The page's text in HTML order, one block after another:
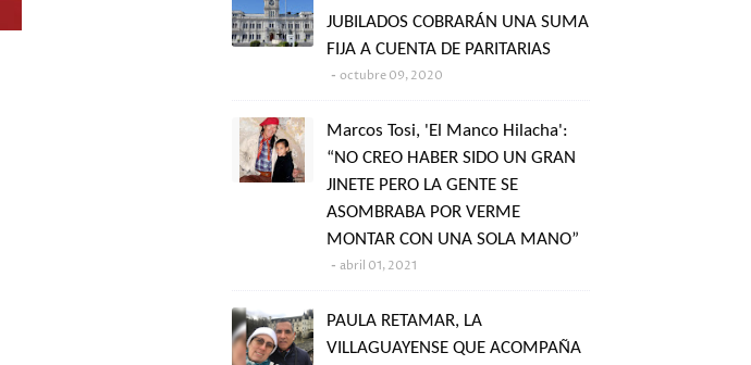
JUBILADOS COBRARÁN UNA SUMA
FIJA A CUENTA DE PARITARIAS
octubre 09, 2020
Marcos Tosi, 'El Manco Hilacha':
“NO CREO HABER SIDO UN GRAN
JINETE PERO LA GENTE SE
ASOMBRABA POR VERME
MONTAR CON UNA SOLA MANO”
abril 01, 2021
PAULA RETAMAR, LA
VILLAGUAYENSE QUE ACOMPAÑA